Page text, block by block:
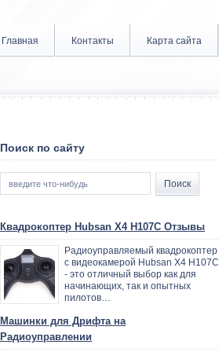
Главная Контакты Карта сайта
Поиск по сайту
Квадрокоптер Hubsan X4 H107C Отзывы
Радиоуправляемый квадрокоптер
с видеокамерой Hubsan X4 H107C
- это отличный выбор как для
начинающих, так и опытных
пилотов…
Машинки для Дрифта на
Радиоуправлении